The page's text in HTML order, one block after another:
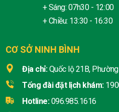
+ Sáng: 07h30 - 12:00
+ Chiều: 13:30 - 16:30
CƠ SỞ NINH BÌNH
Địa chỉ: Quốc lộ 21B,
Tổng đài đặt lịch khám:
Hotline: 096.985.1616